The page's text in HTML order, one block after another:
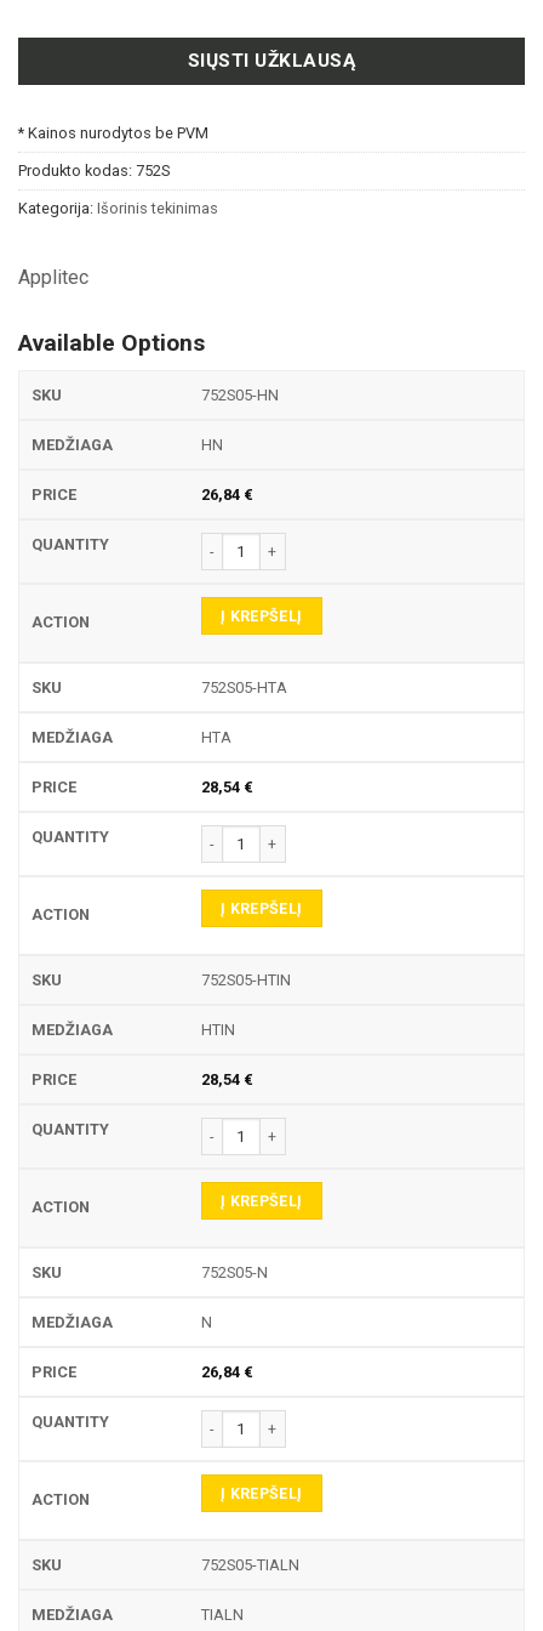
SIŲSTI UŽKLAUSĄ
* Kainos nurodytos be PVM
Produkto kodas: 752S
Kategorija: Išorinis tekinimas
Applitec
Available Options
752S05-HN
HN
26,84 €
produkto kiekis: 752S TEKINIMO PLOKŠTELĖ
Į KREPŠELĮ
752S05-HTA
HTA
28,54 €
produkto kiekis: 752S TEKINIMO PLOKŠTELĖ
Į KREPŠELĮ
752S05-HTIN
HTIN
28,54 €
produkto kiekis: 752S TEKINIMO PLOKŠTELĖ
Į KREPŠELĮ
752S05-N
N
26,84 €
produkto kiekis: 752S TEKINIMO PLOKŠTELĖ
Į KREPŠELĮ
752S05-TIALN
TIALN